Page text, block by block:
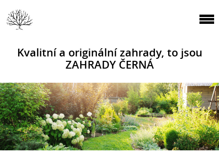
Kvalitní a originální zahrady, to jsou
ZAHRADY ČERNÁ